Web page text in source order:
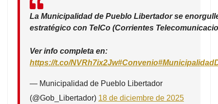
La Municipalidad de Pueblo Libertador se
estratégico con TelCo (Corrientes
Ver info completa en:
https://t.co/NVRh7ix2Jw#Convenio
— Municipalidad de Pueblo Libertador
(@Gob_Libertador) 18 de diciembre de 2025